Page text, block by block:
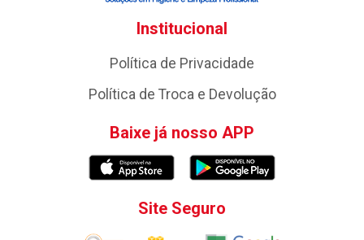
Institucional
Política de Privacidade
Política de Troca e Devolução
Baixe já nosso APP
Site Seguro